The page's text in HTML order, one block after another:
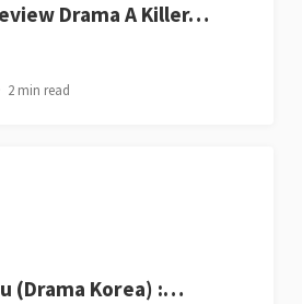
Drama A Killer…
2 min read
(Drama Korea) :…